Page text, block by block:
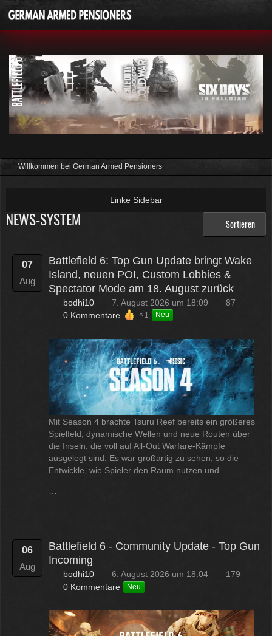
Willkommen bei German Armed Pensioners
NEWS-SYSTEM Sortieren
07
Aug
Battlefield 6: Top Gun Update bringt Wake
Island, neuen POI, Custom Lobbies &
Spectator Mode am 18. August zurück
bodhi10 7. August 2026 um 18:09
87
0 Kommentare
1 Neu
Mit Season 4 brachte Tsuru Reef bereits ein größeres
Spielfeld, dynamische Wellen und neue Routen über
die Inseln, die voll auf All-Out Warfare-Kämpfe
ausgelegt sind. Es war großartig zu sehen, so die
Entwickle, wie Spieler den Raum nutzen und
…
06
Aug
Battlefield 6 - Community Update - Top Gun
Incoming
bodhi10 6. August 2026 um 18:04
179
0 Kommentare
Neu